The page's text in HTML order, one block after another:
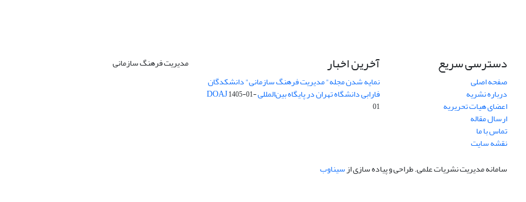
دسترسی سریع
صفحه اصلی
درباره نشریه
اعضای هیات تحریریه
ارسال مقاله
تماس با ما
نقشه سایت
آخرین اخبار
نمایه شدن مجله" مدیریت فرهنگ سازمانی" دانشکدگان
فارابی دانشگاه تهران در پایگاه بین‌المللی DOAJ1405-01-
01
مدیریت فرهنگ سازمانی
سامانه مدیریت نشریات علمی.طراحی و پیاده سازی ازسیناوب